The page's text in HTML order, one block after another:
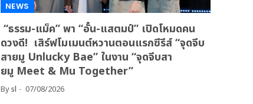
NEWS
“ธรรม-แม็ค” พา “อั๋น-แสตมป์” เปิดโหมดคน
ดวงดี! เสิร์ฟโมเมนต์หวานตอนแรกซีรีส์ “จุดจีบ
สายมู Unlucky Bae” ในงาน “จุดจีบสา
ยมู Meet & Mu Together”
Bysl 07/08/2026